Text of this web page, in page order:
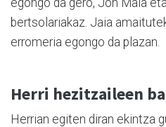
egongo da gero, Jon Maia
bertsolariakaz. Jaia
erromeria egongo da plazan.
Herri hezitzaileen
Herrian egiten diran ekintza